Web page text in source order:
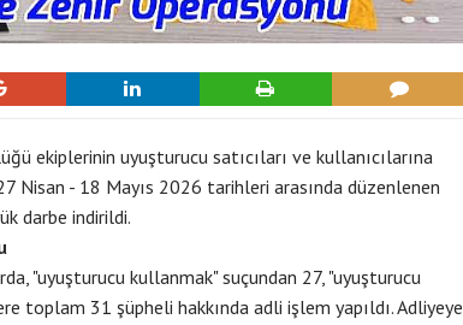
ekiplerinin uyuşturucu satıcıları ve kullanıcılarına
Nisan - 18 Mayıs 2026 tarihleri arasında düzenlenen
darbe indirildi.
"uyuşturucu kullanmak" suçundan 27, "uyuşturucu
toplam 31 şüpheli hakkında adli işlem yapıldı. Adliyeye